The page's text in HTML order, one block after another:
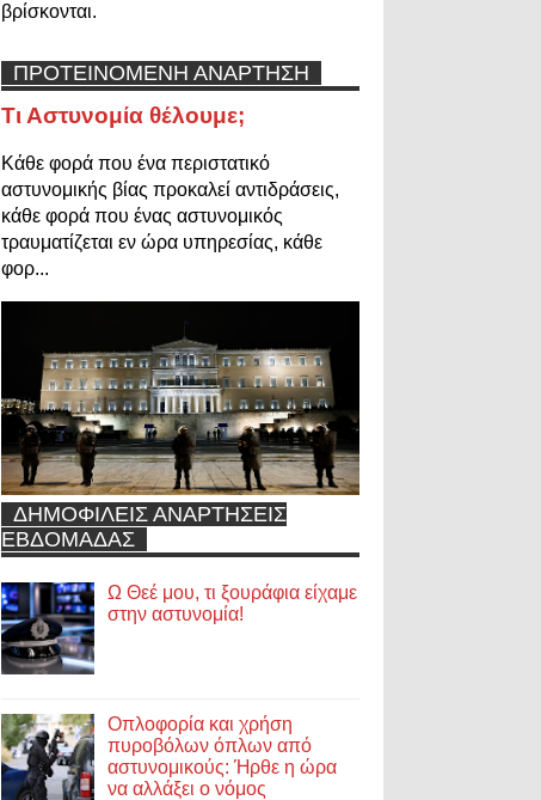
βρίσκονται.
ΠΡΟΤΕΙΝΟΜΕΝΗ ΑΝΑΡΤΗΣΗ
Τι Αστυνομία θέλουμε;
Κάθε φορά που ένα περιστατικό
αστυνομικής βίας προκαλεί αντιδράσεις,
κάθε φορά που ένας αστυνομικός
τραυματίζεται εν ώρα υπηρεσίας, κάθε
φορ...
ΔΗΜΟΦΙΛΕΙΣ ΑΝΑΡΤΗΣΕΙΣ
ΕΒΔΟΜΑΔΑΣ
Ω Θεέ μου, τι ξουράφια είχαμε
στην αστυνομία!
Οπλοφορία και χρήση
πυροβόλων όπλων από
αστυνομικούς: Ήρθε η ώρα
να αλλάξει ο νόμος